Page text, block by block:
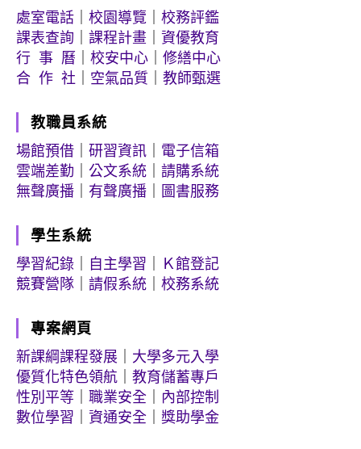
處室電話
校園導覽
校務評鑑
課表查詢
課程計畫
資優教育
行 事 曆
校安中心
修繕中心
合 作 社
空氣品質 教師甄選
教職員系統
場館預借
研習資訊
電子信箱
雲端差勤
公文系統
請購系統
無聲廣播
有聲廣播 圖書服務
學生系統
學習紀錄
自主學習
Ｋ館登記
競賽營隊
請假系統 校務系統
專案網頁
新課綱課程發展
大學多元入學
優質化特色領航
教育儲蓄專戶
性別平等
職業安全
內部控制
數位學習
資通安全 獎助學金